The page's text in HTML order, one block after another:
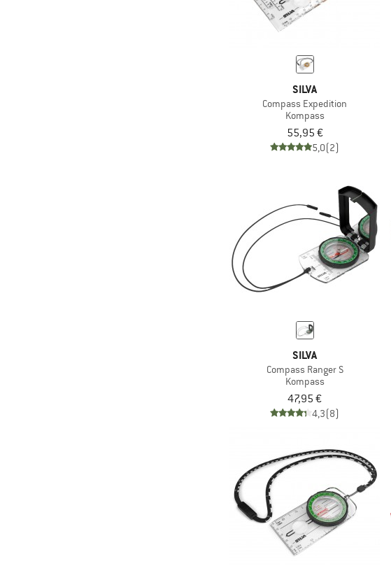
SILVA
Compass Expedition
Kompass
55,95 €
5,0(2)
SILVA
Compass Ranger S
Kompass
47,95 €
4,3(8)